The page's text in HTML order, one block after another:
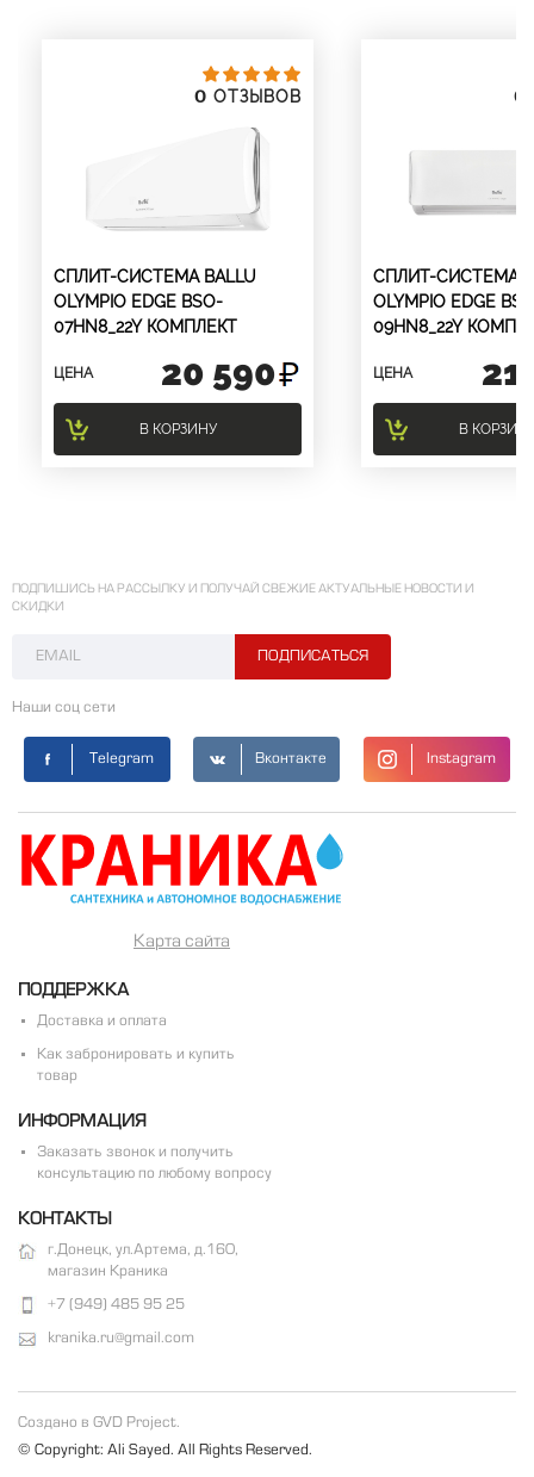
0 ОТЗЫВОВ
СПЛИТ-СИСТЕМА BALLU
OLYMPIO EDGE BSO-
07HN8_22Y КОМПЛЕКТ
ЦЕНА 20 590
В КОРЗИНУ
0
СПЛИТ-СИСТЕМА
OLYMPIO EDGE
09HN8_22Y
ЦЕНА 21
В
ПОДПИШИСЬ НА РАССЫЛКУ И ПОЛУЧАЙ СВЕЖИЕ АКТУАЛЬНЫЕ НОВОСТИ И
СКИДКИ
Наши соц сети
Telegram Вконтакте Instagram
Карта сайта
ПОДДЕРЖКА
Доставка и оплата
Как забронировать и купить
товар
ИНФОРМАЦИЯ
Заказать звонок и получить
консультацию по любому вопросу
КОНТАКТЫ
г.Донецк, ул.Артема, д.160,
магазин Краника
+7 (949) 485 95 25
kranika.ru@gmail.com
Создано в GVD Project.
© Copyright: Ali Sayed. All Rights Reserved.